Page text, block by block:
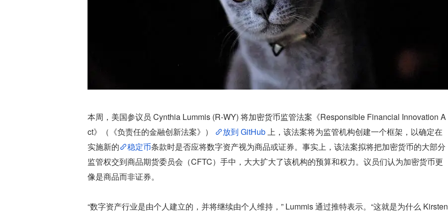
本周，美国参议员 Cynthia Lummis (R-WY) 将加密货币监管法案《Responsible Financial Innovation A
ct》（《负责任的金融创新法案》）
放到 GitHub 上，该法案将为监管机构创建一个框架，以确定在
实施新的
稳定币条款时是否应将数字资产视为商品或证券。事实上，该法案拟将把加密货币的大部分
监管权交到商品期货委员会（CFTC）手中，大大扩大了该机构的预算和权力。议员们认为加密货币更
像是商品而非证券。
“数字资产行业是由个人建立的，并将继续由个人维持，” Lummis 通过推特表示。“这就是为什么 Kirsten